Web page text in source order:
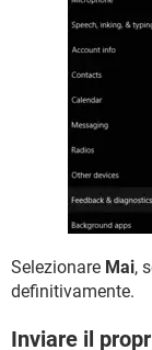
Selezionare Mai,
definitivamente.
Inviare il